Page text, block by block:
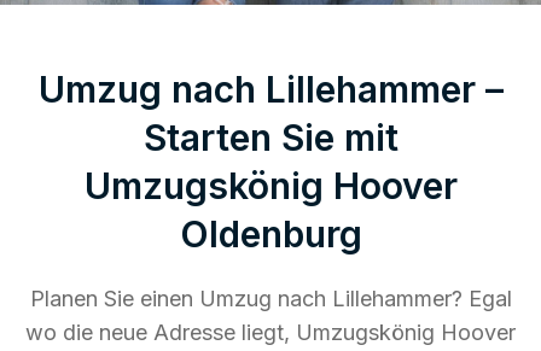
Umzug nach Lillehammer –
Starten Sie mit
Umzugskönig Hoover
Oldenburg
Planen Sie einen Umzug nach Lillehammer? Egal
wo die neue Adresse liegt, Umzugskönig Hoover